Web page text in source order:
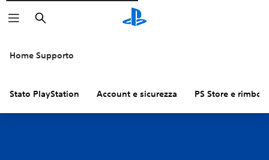
Cerca
Home Supporto
Stato PlayStation Account e sicurezza PS Store e